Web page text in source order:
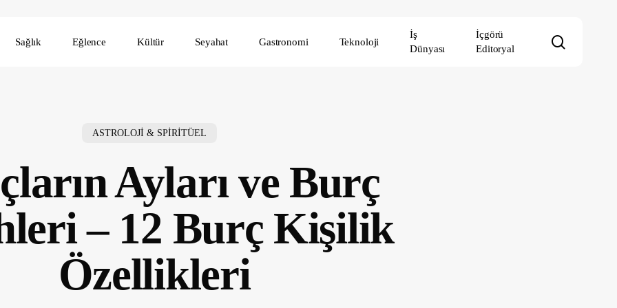
Sağlık Eğlence Kültür Seyahat Gastronomi Teknoloji
İş
Dünyası
İçgörü
Editoryal
ASTROLOJİ & SPİRİTÜEL
Ayları ve Burç
– 12 Burç Kişilik
Özellikleri